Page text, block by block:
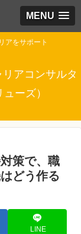
MENU
アをサポート
アコンサルタ
ーズ）
策で、職
どう作る
LINE